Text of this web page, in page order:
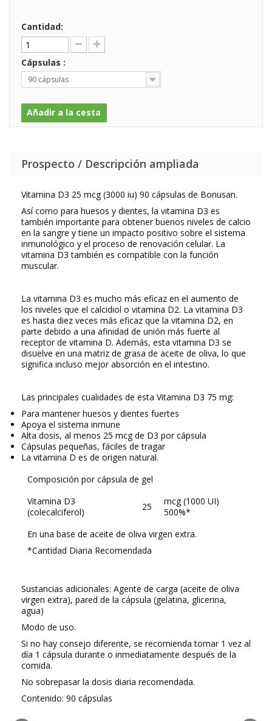
Cantidad:
Cápsulas :
90 cápsulas
Añadir a la cesta
Prospecto / Descripción ampliada
Vitamina D3 25 mcg (3000 iu) 90 cápsulas de Bonusan.
Así como para huesos y dientes, la vitamina D3 es
también importante para obtener buenos niveles de calcio
en la sangre y tiene un impacto positivo sobre el sistema
inmunológico y el proceso de renovación celular. La
vitamina D3 también es compatible con la función
muscular.
La vitamina D3 es mucho más eficaz en el aumento de
los niveles que el calcidiol o vitamina D2. La vitamina D3
es hasta diez veces más eficaz que la vitamina D2, en
parte debido a una afinidad de unión más fuerte al
receptor de vitamina D. Además, esta vitamina D3 se
disuelve en una matriz de grasa de aceite de oliva, lo que
significa incluso mejor absorción en el intestino.
Las principales cualidades de esta Vitamina D3 75 mg:
Para mantener huesos y dientes fuertes
Apoya el sistema inmune
Alta dosis, al menos 25 mcg de D3 por cápsula
Cápsulas pequeñas, fáciles de tragar
La vitamina D es de origen natural.
Composición por cápsula de gel
Vitamina D3
(colecalciferol)
25
mcg (1000 UI)
500%*
En una base de aceite de oliva virgen extra.
*Cantidad Diaria Recomendada
Sustancias adicionales: Agente de carga (aceite de oliva
virgen extra), pared de la cápsula (gelatina, glicerina,
agua)
Modo de uso.
Si no hay consejo diferente, se recomienda tomar 1 vez al
día 1 cápsula durante o inmediatamente después de la
comida.
No sobrepasar la dosis diaria recomendada.
Contenido: 90 cápsulas